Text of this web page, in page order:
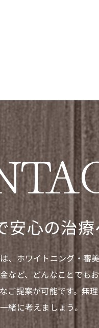
安心の治
、ホワイトニング・審
など、どんなことでも
ご提案が可能です。無
緒に考えましょう。